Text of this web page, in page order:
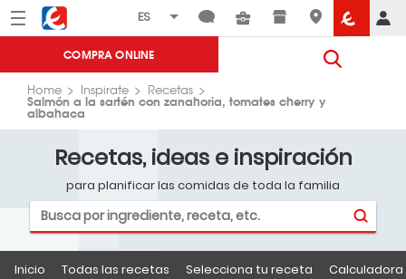
Menú Eroski
COMPRA ONLINE
Home Inspirate Recetas
Salmón a la sartén con zanahoria, tomates cherry y
albahaca
Recetas, ideas e inspiración
para planificar las comidas de toda la familia
Inicio Todas las recetas Selecciona tu receta